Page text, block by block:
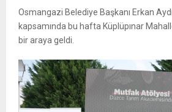
Osmangazi Belediye Başkanı Erkan
kapsamında bu hafta Küplüpınar
bir araya geldi.